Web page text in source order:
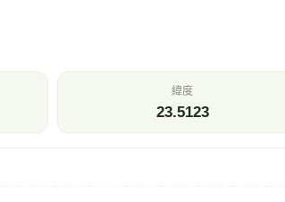
緯度
23.5123